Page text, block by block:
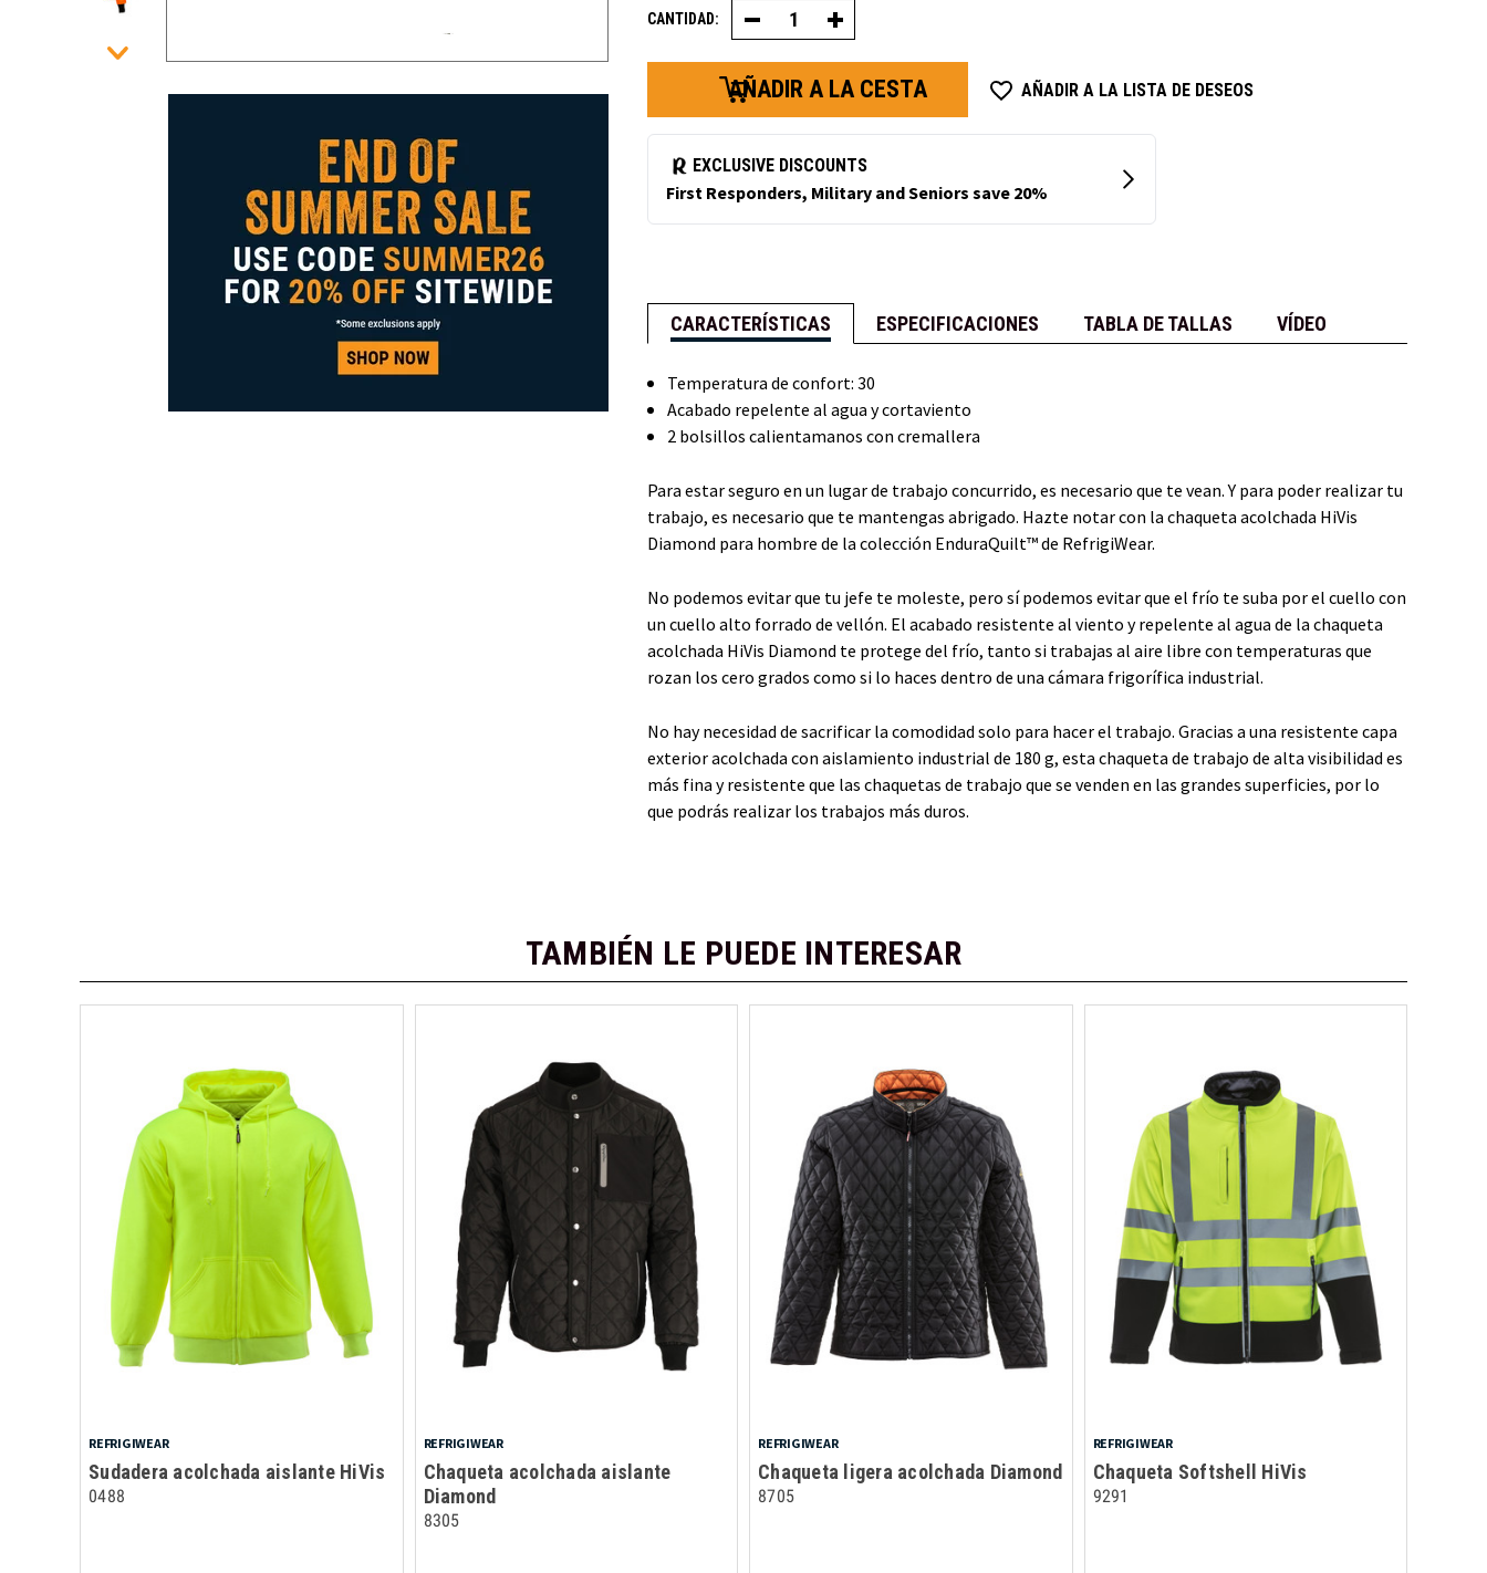
CANTIDAD: Disminuir
la
cantidad
de
chaquetas
HiVis
Diamond
Aumentar
la
cantidad
chaquetas
HiVis
Diamond
AÑADIR A LA LISTA DE DESEOS
CARACTERÍSTICAS ESPECIFICACIONES TABLA DE TALLAS VÍDEO
Temperatura de confort: 30
Acabado repelente al agua y cortaviento
2 bolsillos calientamanos con cremallera
Para estar seguro en un lugar de trabajo concurrido, es necesario que te vean. Y para poder realizar tu
trabajo, es necesario que te mantengas abrigado. Hazte notar con la chaqueta acolchada HiVis
Diamond para hombre de la colección EnduraQuilt™ de RefrigiWear.
No podemos evitar que tu jefe te moleste, pero sí podemos evitar que el frío te suba por el cuello con
un cuello alto forrado de vellón. El acabado resistente al viento y repelente al agua de la chaqueta
acolchada HiVis Diamond te protege del frío, tanto si trabajas al aire libre con temperaturas que
rozan los cero grados como si lo haces dentro de una cámara frigorífica industrial.
No hay necesidad de sacrificar la comodidad solo para hacer el trabajo. Gracias a una resistente capa
exterior acolchada con aislamiento industrial de 180 g, esta chaqueta de trabajo de alta visibilidad es
más fina y resistente que las chaquetas de trabajo que se venden en las grandes superficies, por lo
que podrás realizar los trabajos más duros.
TAMBIÉN LE PUEDE INTERESAR
REFRIGIWEAR
Sudadera acolchada aislante HiVis
0488
REFRIGIWEAR
Chaqueta acolchada aislante
Diamond
8305
REFRIGIWEAR
Chaqueta ligera acolchada Diamond
8705
REFRIGIWEAR
Chaqueta Softshell HiVis
9291